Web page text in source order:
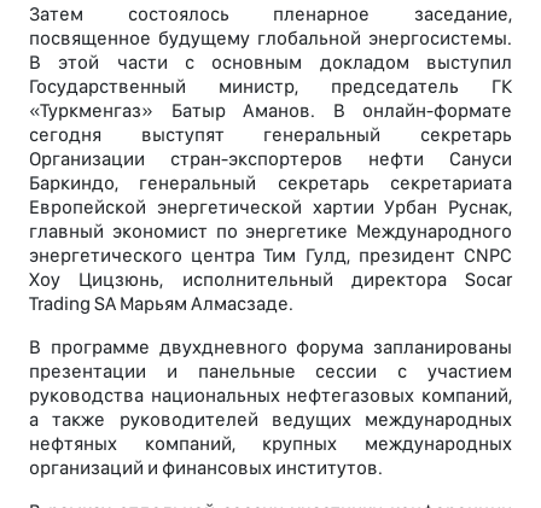
Затем состоялось пленарное заседание,
посвященное будущему глобальной энергосистемы.
В этой части с основным докладом выступил
Государственный министр, председатель ГК
«Туркменгаз» Батыр Аманов. В онлайн-формате
сегодня выступят генеральный секретарь
Организации стран-экспортеров нефти Сануси
Баркиндо, генеральный секретарь секретариата
Европейской энергетической хартии Урбан Руснак,
главный экономист по энергетике Международного
энергетического центра Тим Гулд, президент CNPC
Хоу Цицзюнь, исполнительный директора Socar
Trading SA Марьям Алмасзаде.
В программе двухдневного форума запланированы
презентации и панельные сессии с участием
руководства национальных нефтегазовых компаний,
а также руководителей ведущих международных
нефтяных компаний, крупных международных
организаций и финансовых институтов.